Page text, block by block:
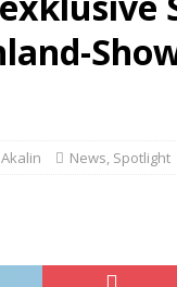
News, Spotlight